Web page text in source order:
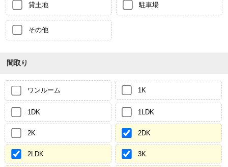
貸土地 駐車場
その他
間取り
ワンルーム 1K
1DK 1LDK
2K 2DK
2LDK 3K